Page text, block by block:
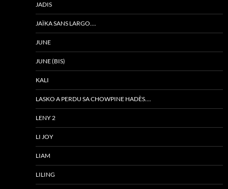
JADIS
JAÏKA SANS LARGO….
JUNE
JUNE (BIS)
KALI
LASKO A PERDU SA CHOWPINE HADÈS….
LENY 2
LI JOY
LIAM
LILING